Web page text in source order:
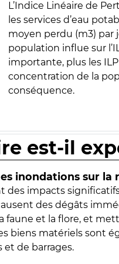
L’Indice Linéaire de
les services d’eau
moyen perdu (m3) par
population influe sur
importante, plus les
concentration de la
conséquence.
est-il
inondations sur la
des impacts
des dégâts
faune et la flore, et
biens matériels sont
de barrages.